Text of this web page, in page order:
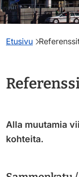
Etusivu
Alla muutamia
kohteita.